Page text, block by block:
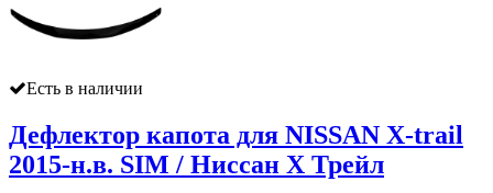
Есть в наличии
Дефлектор капота для NISSAN X-trail
2015-н.в. SIM / Ниссан Х Трейл